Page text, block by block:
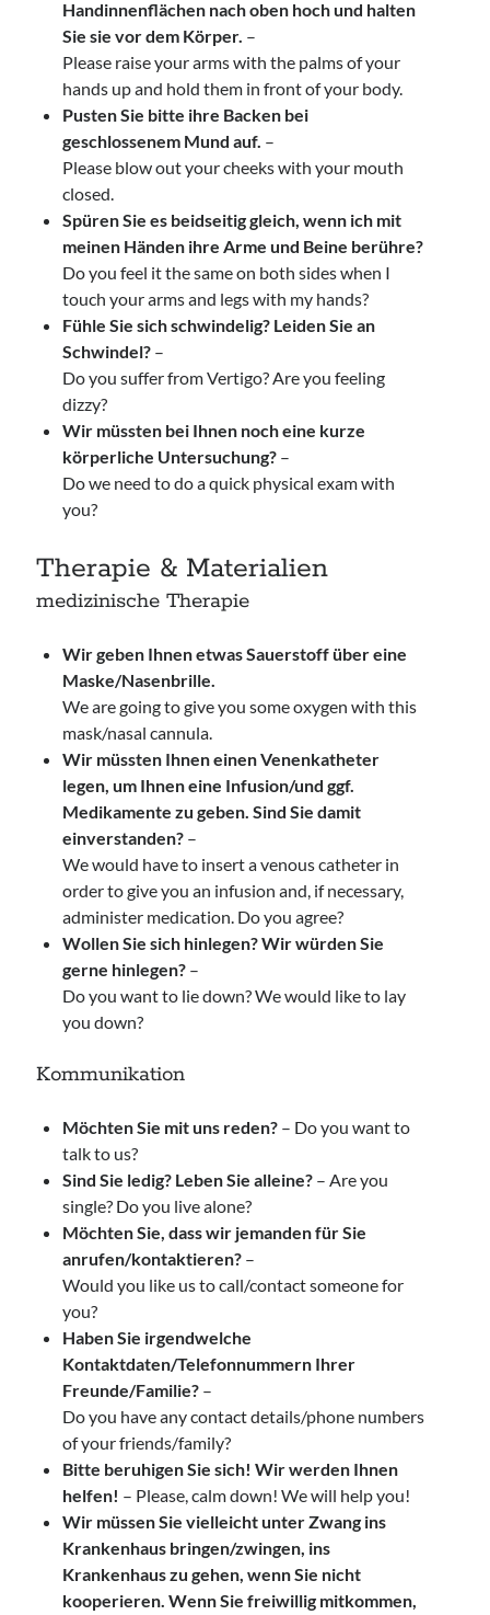
Handinnenflächen nach oben hoch und halten
Sie sie vor dem Körper. –
Please raise your arms with the palms of your
hands up and hold them in front of your body.
Pusten Sie bitte ihre Backen bei
geschlossenem Mund auf. –
Please blow out your cheeks with your mouth
closed.
Spüren Sie es beidseitig gleich, wenn ich mit
meinen Händen ihre Arme und Beine berühre?
Do you feel it the same on both sides when I
touch your arms and legs with my hands?
Fühle Sie sich schwindelig? Leiden Sie an
Schwindel? –
Do you suffer from Vertigo? Are you feeling
dizzy?
Wir müssten bei Ihnen noch eine kurze
körperliche Untersuchung? –
Do we need to do a quick physical exam with
you?
Therapie & Materialien
medizinische Therapie
Wir geben Ihnen etwas Sauerstoff über eine
Maske/Nasenbrille.
We are going to give you some oxygen with this
mask/nasal cannula.
Wir müssten Ihnen einen Venenkatheter
legen, um Ihnen eine Infusion/und ggf.
Medikamente zu geben. Sind Sie damit
einverstanden? –
We would have to insert a venous catheter in
order to give you an infusion and, if necessary,
administer medication. Do you agree?
Wollen Sie sich hinlegen? Wir würden Sie
gerne hinlegen? –
Do you want to lie down? We would like to lay
you down?
Kommunikation
Möchten Sie mit uns reden? – Do you want to
talk to us?
Sind Sie ledig? Leben Sie alleine? – Are you
single? Do you live alone?
Möchten Sie, dass wir jemanden für Sie
anrufen/kontaktieren? –
Would you like us to call/contact someone for
you?
Haben Sie irgendwelche
Kontaktdaten/Telefonnummern Ihrer
Freunde/Familie? –
Do you have any contact details/phone numbers
of your friends/family?
Bitte beruhigen Sie sich! Wir werden Ihnen
helfen! – Please, calm down! We will help you!
Wir müssen Sie vielleicht unter Zwang ins
Krankenhaus bringen/zwingen, ins
Krankenhaus zu gehen, wenn Sie nicht
kooperieren. Wenn Sie freiwillig mitkommen,